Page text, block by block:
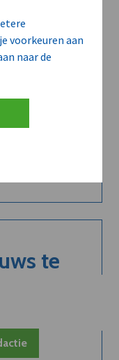
voorkeuren aan
naar de
te